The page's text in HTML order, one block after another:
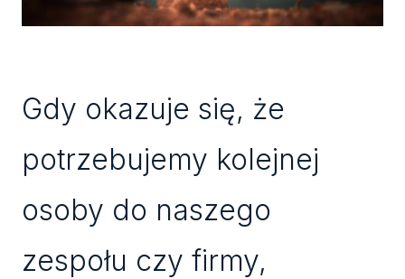
Gdy okazuje się, że
potrzebujemy kolejnej
osoby do naszego
zespołu czy firmy,